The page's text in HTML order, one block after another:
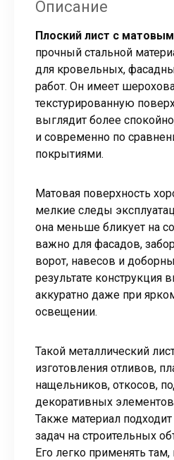
Описание
Плоский лист с
прочный стальной
для кровельных,
работ. Он имеет
текстурированную
выглядит более
и современно по
покрытиями.
Матовая поверхность
мелкие следы
она меньше бликует на
важно для фасадов,
ворот, навесов и
результате конструкция
аккуратно даже при
освещении.
Такой металлический
изготовления отливов,
нащельников, откосов,
декоративных
Также материал
задач на строительных
Его легко применять